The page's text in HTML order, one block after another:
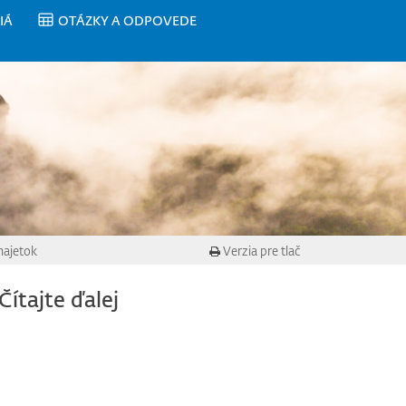
OTÁZKY A ODPOVEDE
Verzia pre tlač
ďalej